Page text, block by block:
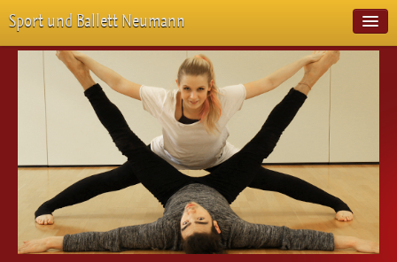
Sport und Ballett Neumann
Start
Neuigkeiten
Über Uns
Veranstaltungen
Emotion Pur
Meisterschaften
Projekte
Vorstellungen